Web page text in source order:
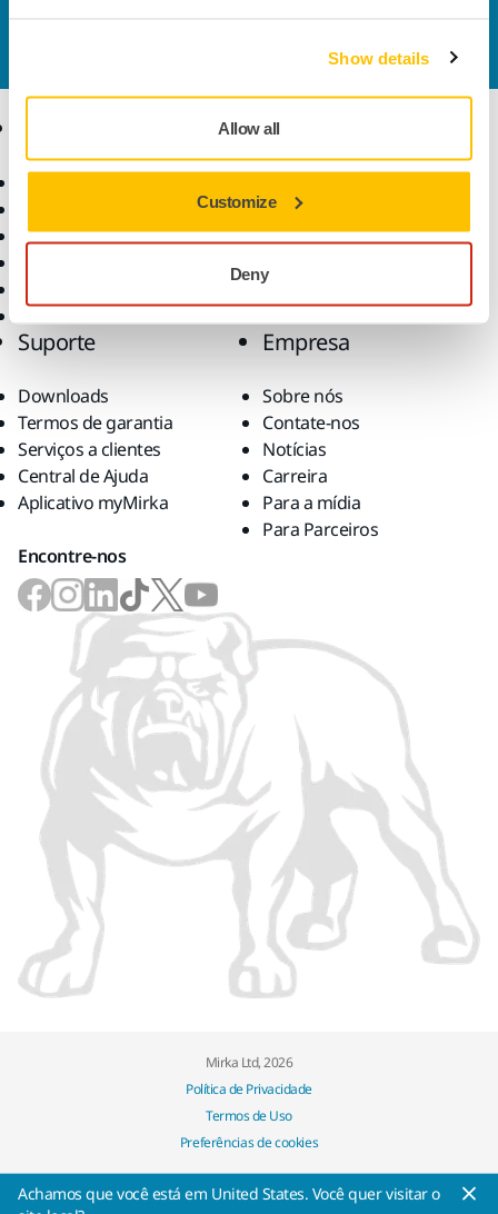
Show details
Allow all
Customize
Deny
suporte esclarecerá suas dúvidas.
Abrasivos e Compostos
Conhecimento
especializado
Indústrias
Aplicações
Suporte
Downloads
Termos de garantia
Serviços a clientes
Central de Ajuda
Aplicativo myMirka
Empresa
Sobre nós
Contate-nos
Notícias
Carreira
Para a mídia
Para Parceiros
Encontre-nos
Mirka Ltd, 2026
Política de Privacidade
Termos de Uso
Preferências de cookies
Achamos que você está em United States. Você quer visitar o